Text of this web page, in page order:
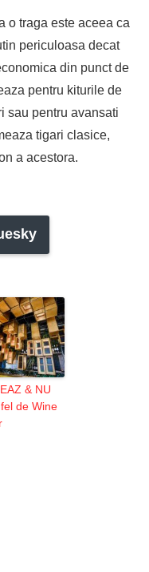
o traga este aceea ca
periculoasa decat
din punct de
pentru kiturile de
sau pentru avansati
tigari clasice,
a acestora.
& NU
de Wine